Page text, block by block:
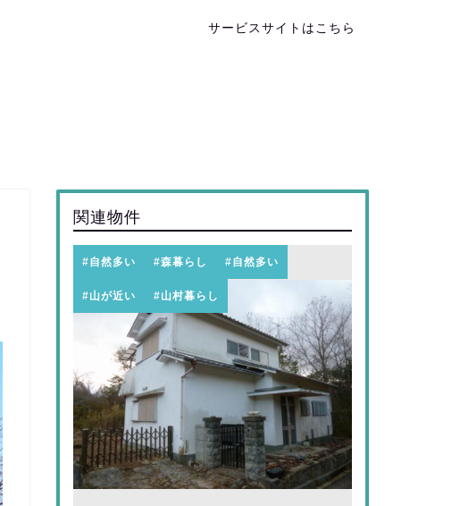
サービスサイトはこちら
関連物件
#自然多い #森暮らし #自然多い
#山が近い #山村暮らし